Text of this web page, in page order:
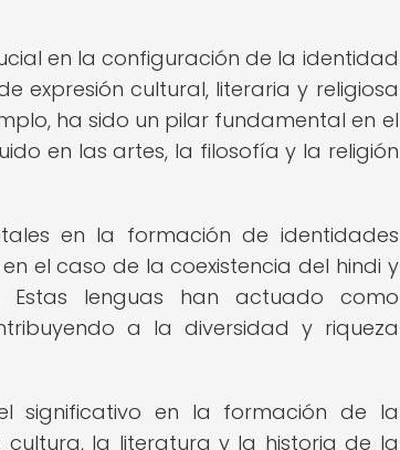
en la configuración de la identidad
expresión cultural, literaria y religiosa
ha sido un pilar fundamental en el
en las artes, la filosofía y la religión
en la formación de identidades
el caso de la coexistencia del hindi y
lenguas han actuado como
a la diversidad y riqueza
significativo en la formación de la
la literatura y la historia de la